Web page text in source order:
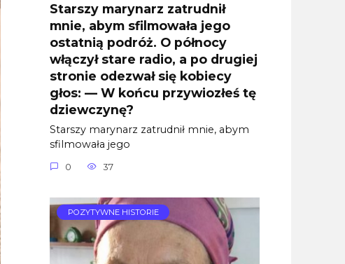
Starszy marynarz zatrudnił
mnie, abym sfilmowała jego
ostatnią podróż. O północy
włączył stare radio, a po drugiej
stronie odezwał się kobiecy
głos: — W końcu przywiozłeś tę
dziewczynę?
Starszy marynarz zatrudnił mnie, abym
sfilmowała jego
0 37
POZYTYWNE HISTORIE